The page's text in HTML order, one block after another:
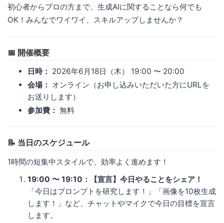
初心者からプロの方まで、生成AIに関することなら何でも
OK！みんなでワイワイ、スキルアップしませんか？
📅 開催概要
日時： 2026年6月18日（木） 19:00 〜 20:00
会場： オンライン（お申し込みいただいた方にURLを
お送りします）
参加費： 無料
📝 当日のスケジュール
1時間の短集中スタイルで、効率よく進めます！
19:00 〜 19:10：【宣言】今日やることをシェア！
「今日はプロンプトを研究します！」「画像を10枚生成
します！」など、チャットやマイクで今日の目標を宣言
します。